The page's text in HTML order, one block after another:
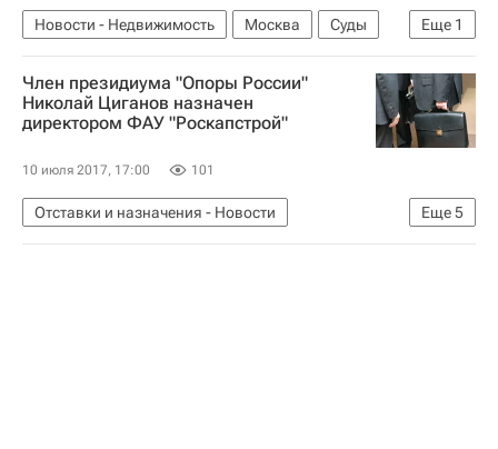
Еще 1
Новости - Недвижимость Москва
Суды
Россия
Член президиума "Опоры России"
Николай Циганов назначен
директором ФАУ "Роскапстрой"
10 июля 2017, 17:00 101
Еще5
Отставки и назначения - Новости
Новости - Недвижимость
Назначения